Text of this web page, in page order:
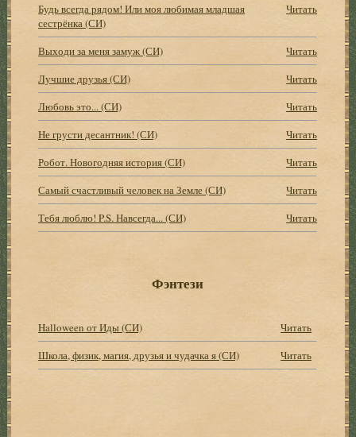
Будь всегда рядом! Или моя любимая младшая
сестрёнка (СИ)
Читать
Выходи за меня замуж (СИ)
Читать
Лучшие друзья (СИ)
Читать
Любовь это... (СИ)
Читать
Не грусти десантник! (СИ)
Читать
Робот. Новогодняя история (СИ)
Читать
Самый счастливый человек на Земле (СИ)
Читать
Тебя люблю! P.S. Навсегда... (СИ)
Читать
Фэнтези
Halloween от Иды (СИ)
Читать
Школа, физик, магия, друзья и чудачка я (СИ)
Читать